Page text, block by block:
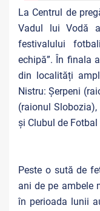
La Centrul de
Vadul lui Vodă
festivalului
echipă”. În finala
din localități
Nistru: Șerpeni
(raionul
și Clubul de
Peste o sută de
ani de pe ambele
în perioada lunii